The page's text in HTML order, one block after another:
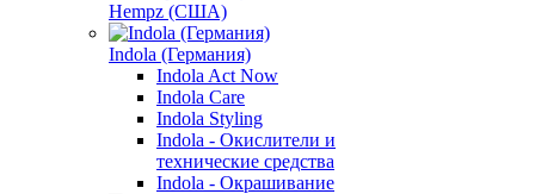
Hempz (США)
Indola (Германия)
Indola Act Now
Indola Care
Indola Styling
Indola - Окислители и
технические средства
Indola - Окрашивание